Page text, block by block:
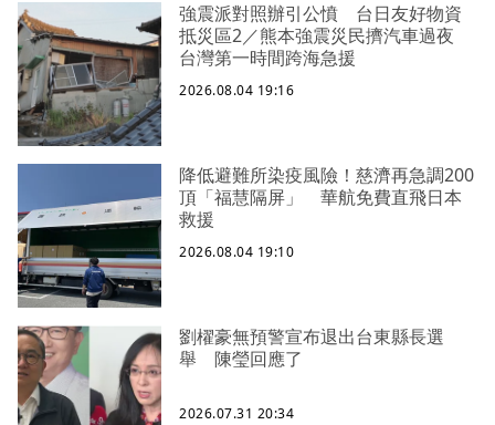
強震派對照辦引公憤 台日友好物資
抵災區2／熊本強震災民擠汽車過夜
台灣第一時間跨海急援
2026.08.04 19:16
降低避難所染疫風險！慈濟再急調200
頂「福慧隔屏」 華航免費直飛日本
救援
2026.08.04 19:10
劉櫂豪無預警宣布退出台東縣長選
舉 陳瑩回應了
2026.07.31 20:34